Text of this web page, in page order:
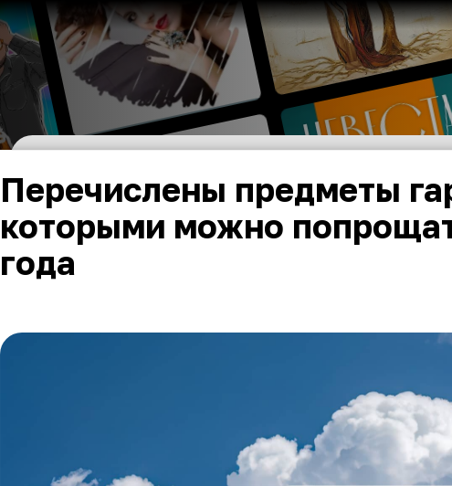
Перечислены предметы
которыми можно
года